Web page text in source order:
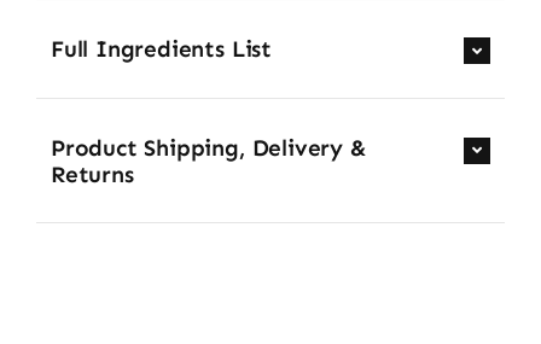
Full Ingredients List
Product Shipping, Delivery &
Returns